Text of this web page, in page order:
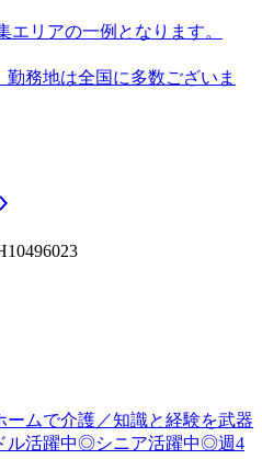
リアの一例となります。
務地は全国に多数ございま
ームで介護／知識と経験を武器
ル活躍中◎シニア活躍中◎週4